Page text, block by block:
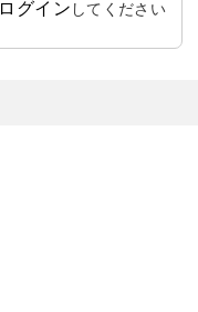
ログイン してください